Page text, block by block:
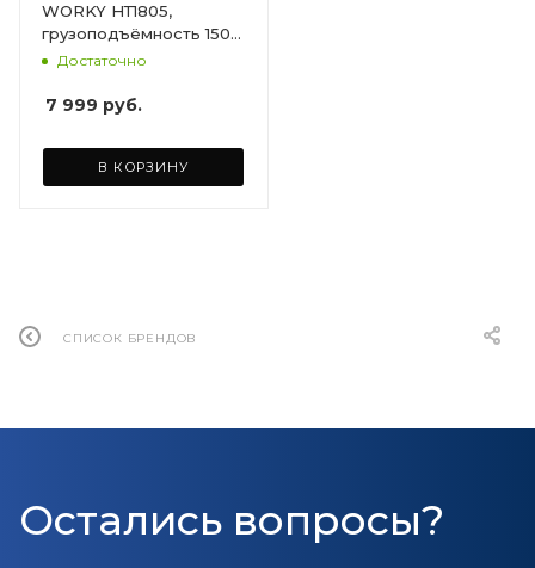
WORKY НТ1805,
грузоподъёмность 150
кг Достаточно
7 999 руб.
В КОРЗИНУ
СПИСОК БРЕНДОВ
Остались вопросы?